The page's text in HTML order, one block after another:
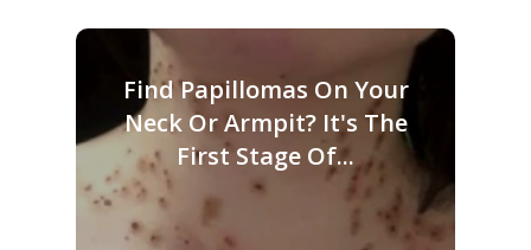
Find Papillomas On Your
Neck Or Armpit? It's The
First Stage Of...